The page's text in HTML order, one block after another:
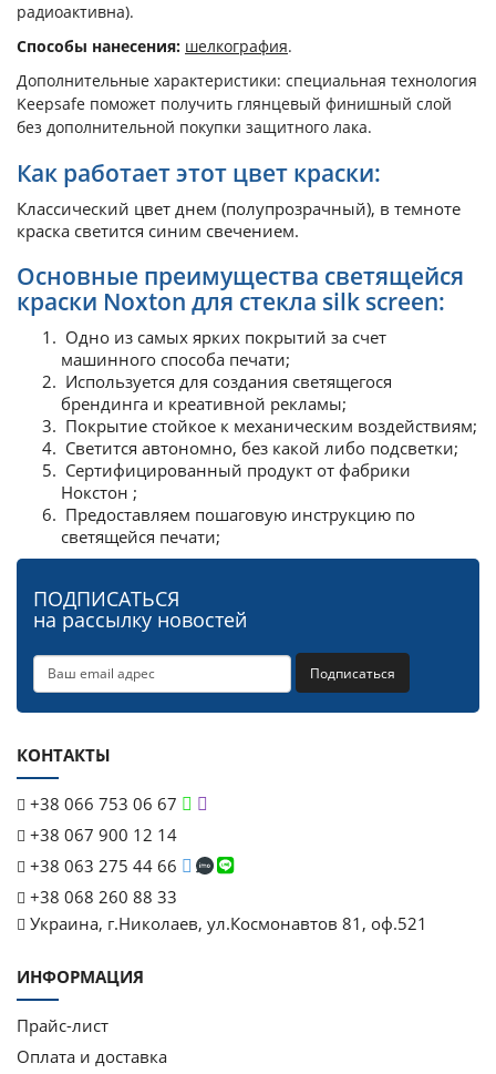
радиоактивна).
Способы нанесения: шелкография.
Дополнительные характеристики: специальная технология
Keepsafe поможет получить глянцевый финишный слой
без дополнительной покупки защитного лака.
Как работает этот цвет краски:
Классический цвет днем (полупрозрачный), в темноте
краска светится синим свечением.
Основные преимущества светящейся
краски Noxton для стекла silk screen:
Одно из самых ярких покрытий за счет
машинного способа печати;
Используется для создания светящегося
брендинга и креативной рекламы;
Покрытие стойкое к механическим воздействиям;
Светится автономно, без какой либо подсветки;
Сертифицированный продукт от фабрики
Нокстон ;
Предоставляем пошаговую инструкцию по
светящейся печати;
ПОДПИСАТЬСЯ
на рассылку новостей
Подписаться
КОНТАКТЫ
+38 066 753 06 67
+38 067 900 12 14
+38 063 275 44 66
+38 068 260 88 33
Украина, г.Николаев, ул.Космонавтов 81, оф.521
ИНФОРМАЦИЯ
Прайс-лист
Оплата и доставка